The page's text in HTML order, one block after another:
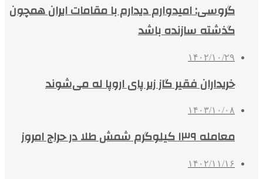
گروسی: امیدوارم دیدارم با مقامات ایران همچون
گذشته سازنده باشد
۱۴۰۲/۱۰/۲۹
خریداران فقیر گاز زیر پای اروپا له می‌شوند
۱۴۰۳/۱۰/۰۸
معامله ۱۳۹ کیلوگرم شمش طلا در حراج امروز
۱۴۰۲/۱۱/۱۶